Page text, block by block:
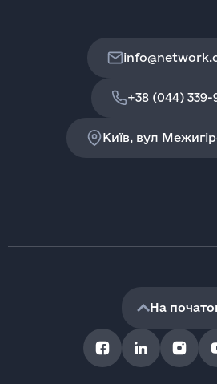
+38 (044) 339-
Київ, вул
На